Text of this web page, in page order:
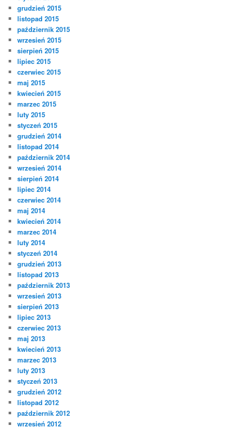
grudzień 2015
listopad 2015
październik 2015
wrzesień 2015
sierpień 2015
lipiec 2015
czerwiec 2015
maj 2015
kwiecień 2015
marzec 2015
luty 2015
styczeń 2015
grudzień 2014
listopad 2014
październik 2014
wrzesień 2014
sierpień 2014
lipiec 2014
czerwiec 2014
maj 2014
kwiecień 2014
marzec 2014
luty 2014
styczeń 2014
grudzień 2013
listopad 2013
październik 2013
wrzesień 2013
sierpień 2013
lipiec 2013
czerwiec 2013
maj 2013
kwiecień 2013
marzec 2013
luty 2013
styczeń 2013
grudzień 2012
listopad 2012
październik 2012
wrzesień 2012